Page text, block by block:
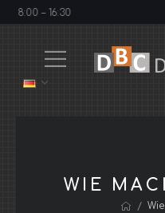
8:00 – 16:30
WIE
/